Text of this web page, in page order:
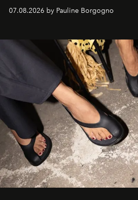
d'exception composent un
07.08.2026 by Pauline Borgogno